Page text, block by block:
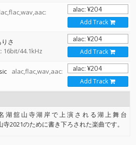
Add Track
さ
16bit/44.1kHz
Add Track
alac,flac,wav,aac:
Add Track
湖舘山寺湖岸で上演される湖上舞台
2021のために書き下ろされた楽曲です。